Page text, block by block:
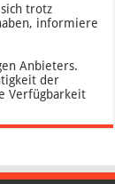
trotz
informiere
Anbieters.
der
Verfügbarkeit